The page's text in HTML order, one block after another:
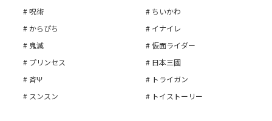
呪術
ちいかわ
からぴち
イナイレ
鬼滅
仮面ライダー
プリンセス
日本三國
斉Ψ
トライガン
スンスン
トイストーリー